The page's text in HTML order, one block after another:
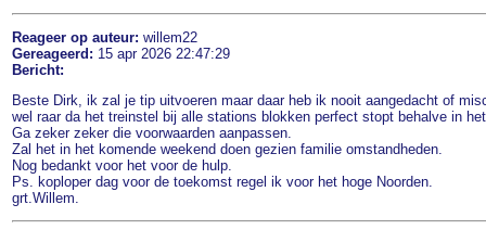
Reageer op auteur: willem22
Gereageerd: 15 apr 2026 22:47:29
Bericht:
Beste Dirk, ik zal je tip uitvoeren maar daar heb ik nooit aangedacht of
wel raar da het treinstel bij alle stations blokken perfect stopt behalve in
Ga zeker zeker die voorwaarden aanpassen.
Zal het in het komende weekend doen gezien familie omstandheden.
Nog bedankt voor het voor de hulp.
Ps. koploper dag voor de toekomst regel ik voor het hoge Noorden.
grt.Willem.